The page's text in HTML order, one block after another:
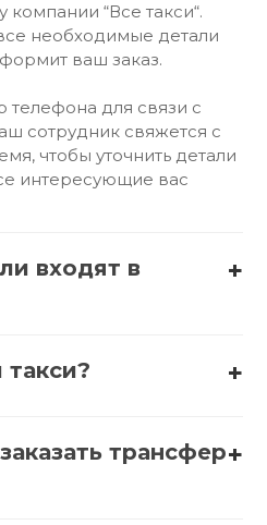
“Все такси“.
необходимые детали
ваш заказ.
телефона для связи с
сотрудник свяжется с
чтобы уточнить детали
интересующие вас
входят в
Hyundai Accent
автомобили,
по телефону или через
трансфер